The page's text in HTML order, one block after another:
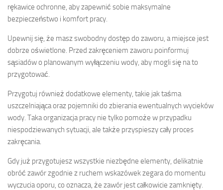
rękawice ochronne, aby zapewnić sobie maksymalne
bezpieczeństwo i komfort pracy.
Upewnij się, że masz swobodny dostęp do zaworu, a miejsce jest
dobrze oświetlone. Przed zakręceniem zaworu poinformuj
sąsiadów o planowanym wyłączeniu wody, aby mogli się na to
przygotować.
Przygotuj również dodatkowe elementy, takie jak taśma
uszczelniająca oraz pojemniki do zbierania ewentualnych wycieków
wody. Taka organizacja pracy nie tylko pomoże w przypadku
niespodziewanych sytuacji, ale także przyspieszy cały proces
zakręcania.
Gdy już przygotujesz wszystkie niezbędne elementy, delikatnie
obróć zawór zgodnie z ruchem wskazówek zegara do momentu
wyczucia oporu, co oznacza, że zawór jest całkowicie zamknięty.